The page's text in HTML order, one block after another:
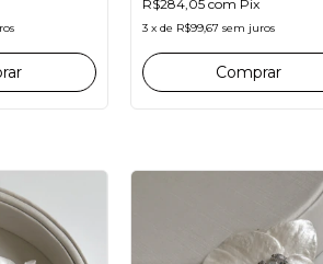
R$284,05 com Pix
3 x de R$99,67 sem juros